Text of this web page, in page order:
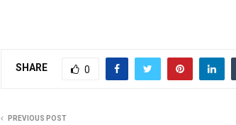
SHARE 0
PREVIOUS POST